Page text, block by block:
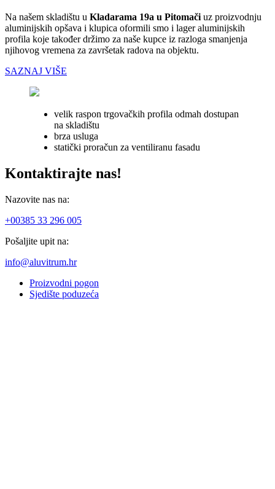
Na našem skladištu u Kladarama 19a u Pitomači uz proizvodnju
aluminijskih opšava i klupica oformili smo i lager aluminijskih
profila koje također držimo za naše kupce iz razloga smanjenja
njihovog vremena za završetak radova na objektu.
SAZNAJ VIŠE
velik raspon trgovačkih profila odmah dostupan
na skladištu
brza usluga
statički proračun za ventiliranu fasadu
Kontaktirajte nas!
Nazovite nas na:
+00385 33 296 005
Pošaljite upit na:
info@aluvitrum.hr
Proizvodni pogon
Sjedište poduzeća